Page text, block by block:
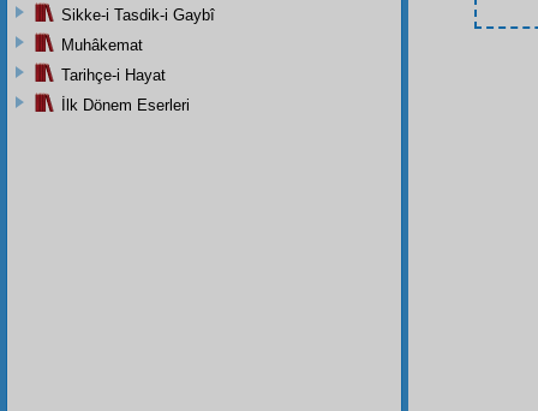
Sikke-i Tasdik-i Gaybî
Muhâkemat
Tarihçe-i Hayat
İlk Dönem Eserleri